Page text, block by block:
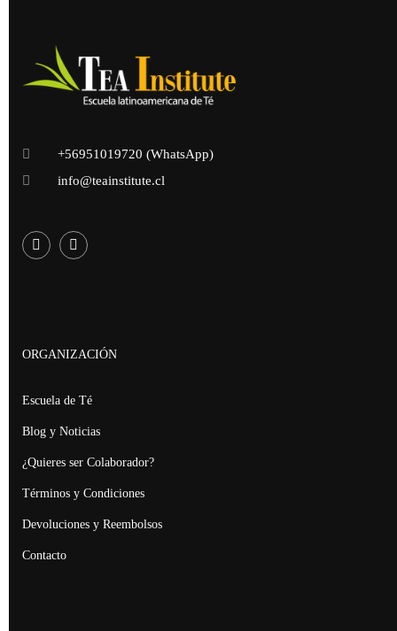
+56951019720 (WhatsApp)
info@teainstitute.cl
ORGANIZACIÓN
Escuela de Té
Blog y Noticias
¿Quieres ser Colaborador?
Términos y Condiciones
Devoluciones y Reembolsos
Contacto